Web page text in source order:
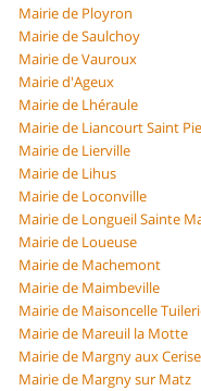
Mairie de Ployron
Mairie de Saulchoy
Mairie de Vauroux
Mairie d'Ageux
Mairie de Lhéraule
Mairie de Liancourt Saint
Mairie de Lierville
Mairie de Lihus
Mairie de Loconville
Mairie de Longueil Sainte
Mairie de Loueuse
Mairie de Machemont
Mairie de Maimbeville
Mairie de Maisoncelle
Mairie de Mareuil la Motte
Mairie de Margny aux
Mairie de Margny sur Matz